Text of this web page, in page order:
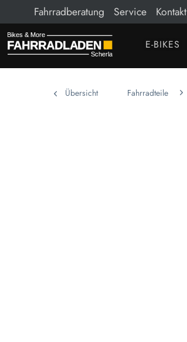
Fahrradberatung Service Kontakt
E-BIKES
Übersicht Fahrradteile